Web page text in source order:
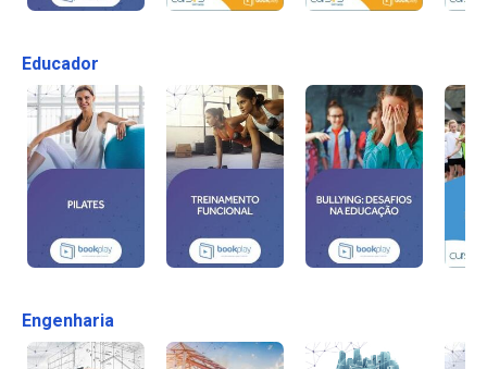
Educador
Engenharia